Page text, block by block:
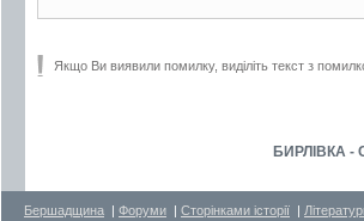
Якщо Ви виявили помилку, виділіть текст з
БИРЛІВКА -
Бершадщина | Форуми | Сторінками історії |